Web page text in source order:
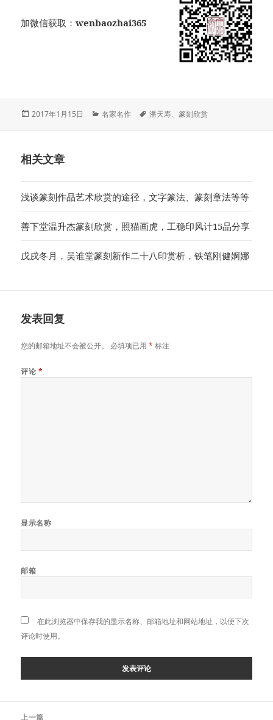
加微信获取：wenbaozhai365
发
2017年1月15日
分
名家名作
标
潘天寿、篆刻欣赏
相关文章
浅谈篆刻作品艺术欣赏的途径，文字篆法、篆刻章法等等
善下堂温升杰篆刻欣赏，照猫画虎，工稳印风计15品分享
戊戌冬月，吴谁堂篆刻新作二十八印赏析，铁笔刚健婀娜
发表回复
您的邮箱地址不会被公开。 必填项已用* 标注
评论 *
显示名称
邮箱
在此浏览器中保存我的显示名称、邮箱地址和网站地址，以便下次
评论时使用。
上一篇